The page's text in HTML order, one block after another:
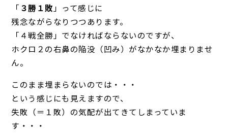
「 ３勝１敗 」って感じに
残念ながらなりつつあります。
「４戦全勝」でなければならないのですが、
ホクロ２の右鼻の陥没（凹み）がなかなか埋まりませ
ん。
このまま埋まらないのでは・・・
という感じにも見えますので、
失敗（＝１敗）の気配が出てきてしまっていま
す・・・